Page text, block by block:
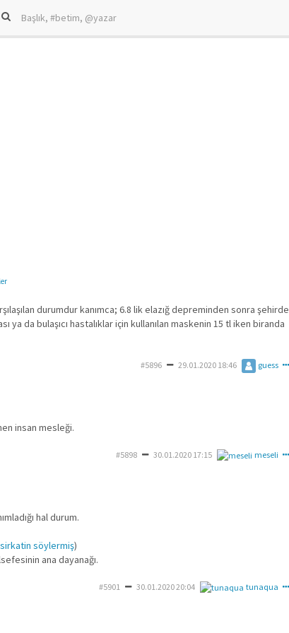
durumdur kanımca; 6.8 lik elazığ depreminden sonra şehirde
ya da bulaşıcı hastalıklar için kullanılan maskenin 15 tl iken biranda
#5896 29.01.2020 18:46 guess
insan mesleği.
#5898 30.01.2020 17:15 meseli
hal durum.
söylermiş)
ana dayanağı.
#5901 30.01.2020 20:04 tunaqua